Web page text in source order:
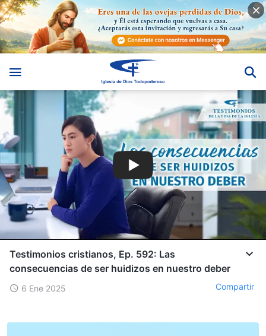
Testimonios cristianos, Ep. 592: Las
consecuencias de ser huidizos en nuestro deber
6 Ene 2025 Compartir